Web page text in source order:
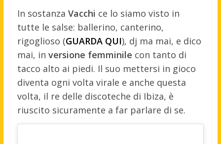
In sostanza Vacchi ce lo siamo visto in
tutte le salse: ballerino, canterino,
rigoglioso (GUARDA QUI), dj ma mai, e dico
mai, in versione femminile con tanto di
tacco alto ai piedi. Il suo mettersi in gioco
diventa ogni volta virale e anche questa
volta, il re delle discoteche di Ibiza, è
riuscito sicuramente a far parlare di se.